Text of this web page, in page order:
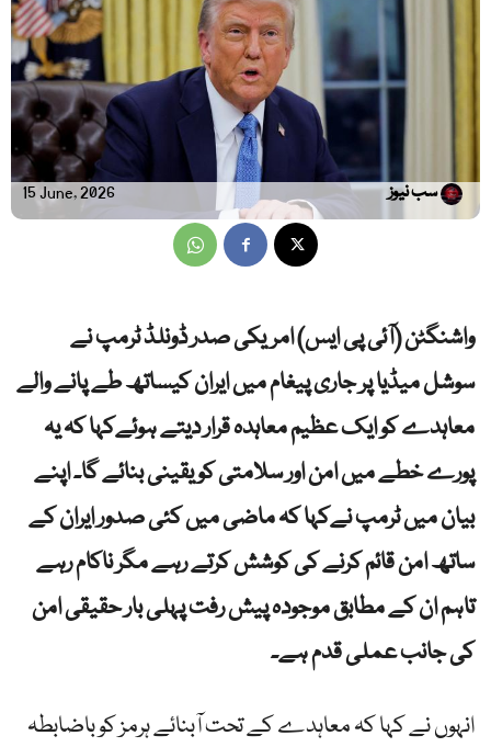
15 June, 2026 سب نیوز
واشنگٹن (آئی پی ایس) امریکی صدر ڈونلڈ ٹرمپ نے
سوشل میڈیا پر جاری پیغام میں ایران کیساتھ طے پانے والے
معاہدے کو ایک عظیم معاہدہ قرار دیتے ہوئےکہا کہ یہ
پورے خطے میں امن اور سلامتی کو یقینی بنائے گا۔ اپنے
بیان میں ٹرمپ نےکہا کہ ماضی میں کئی صدور ایران کے
ساتھ امن قائم کرنے کی کوشش کرتے رہے مگر ناکام رہے
تاہم ان کے مطابق موجودہ پیش رفت پہلی بار حقیقی امن
کی جانب عملی قدم ہے۔
انہوں نے کہا کہ معاہدے کے تحت آبنائے ہرمز کو باضابطہ